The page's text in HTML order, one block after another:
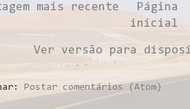
mais recente
Página
inicial
Ver versão para
Postar comentários (Atom)